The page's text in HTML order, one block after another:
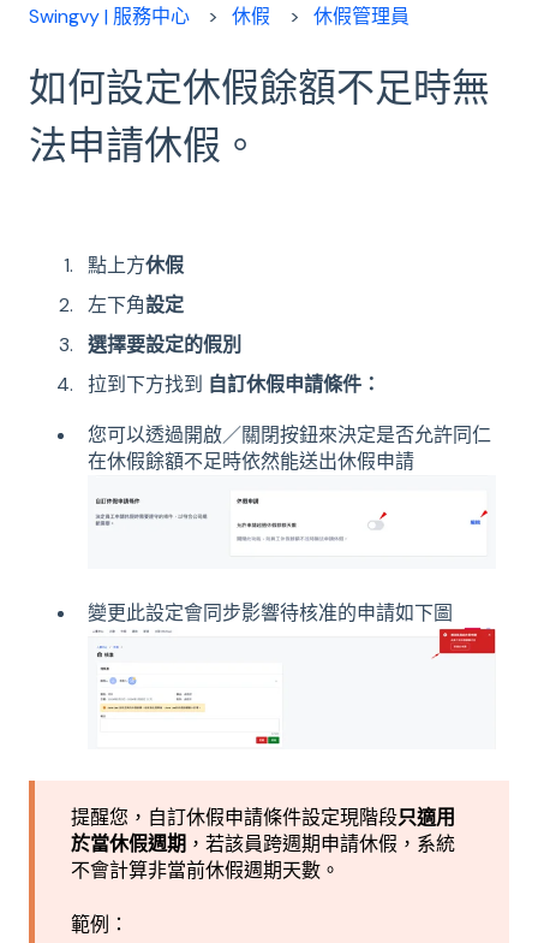
Swingvy | 服務中心 休假 休假管理員
如何設定休假餘額不足時無
法申請休假。
點上方休假
左下角設定
選擇要設定的假別
拉到下方找到 自訂休假申請條件：
您可以透過開啟／關閉按鈕來決定是否允許同仁
在休假餘額不足時依然能送出休假申請
變更此設定會同步影響待核准的申請如下圖
提醒您，自訂休假申請條件設定現階段只適用
於當休假週期 ，若該員跨週期申請休假，系統
不會計算非當前休假週期天數。
範例：